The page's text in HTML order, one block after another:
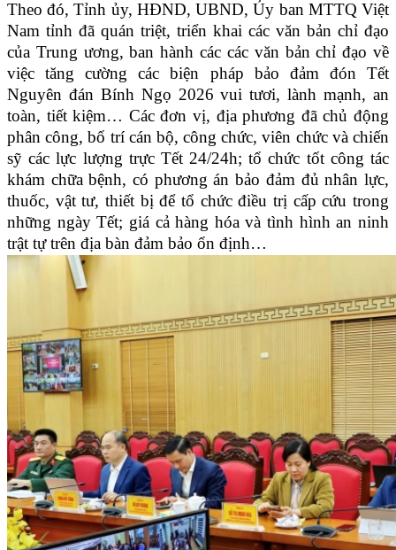
Theo đó, Tỉnh ủy, HĐND, UBND, Ủy ban MTTQ Việt
Nam tỉnh đã quán triệt, triển khai các văn bản chỉ đạo
của Trung ương, ban hành các các văn bản chỉ đạo về
việc tăng cường các biện pháp bảo đảm đón Tết
Nguyên đán Bính Ngọ 2026 vui tươi, lành mạnh, an
toàn, tiết kiệm… Các đơn vị, địa phương đã chủ động
phân công, bố trí cán bộ, công chức, viên chức và chiến
sỹ các lực lượng trực Tết 24/24h; tổ chức tốt công tác
khám chữa bệnh, có phương án bảo đảm đủ nhân lực,
thuốc, vật tư, thiết bị để tổ chức điều trị cấp cứu trong
những ngày Tết; giá cả hàng hóa và tình hình an ninh
trật tự trên địa bàn đảm bảo ổn định…